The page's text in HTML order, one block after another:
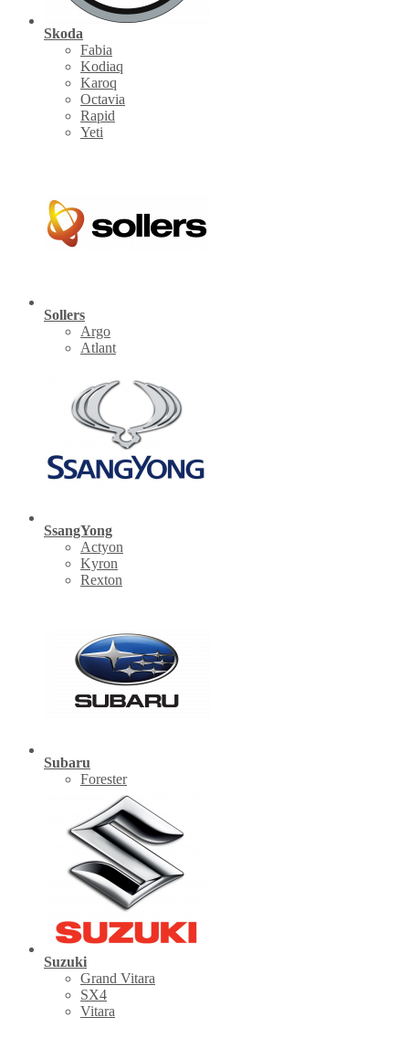
Skoda
Fabia
Kodiaq
Karoq
Octavia
Rapid
Yeti
Sollers
Argo
Atlant
SsangYong
Actyon
Kyron
Rexton
Subaru
Forester
Suzuki
Grand Vitara
SX4
Vitara